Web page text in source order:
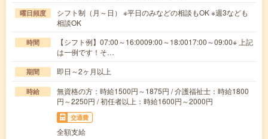
曜日頻度
シフト制（月～日） ※平日のみなどの相談もOK ※週3なども
相談OK
時間
【シフト例】07:00～16:0009:00～18:0017:00～09:00※ 上記
は一例です！そ…
期間 即日～2ヶ月以上
時給
無資格の方：時給1500円～1875円 / 介護福祉士：時給1800
円～2250円 / 初任者以上：時給1600円～2000円
交通費
全額支給